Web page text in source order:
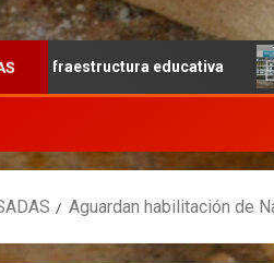
educativa
Aguardan habilitación de